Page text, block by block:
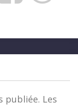
publiée. Les